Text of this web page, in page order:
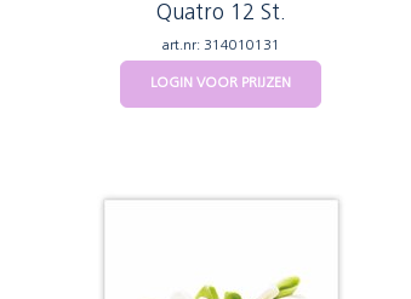
Quatro 12 St.
art.nr: 314010131
LOGIN VOOR PRIJZEN